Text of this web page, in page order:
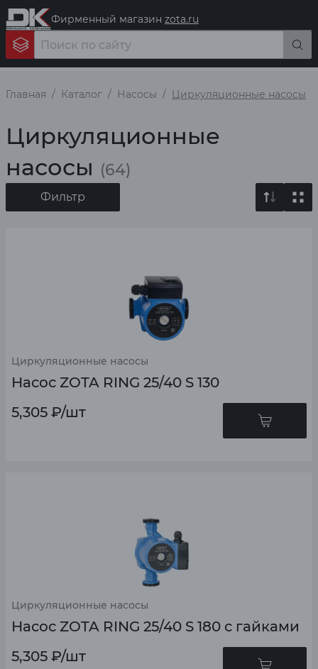
Фирменный магазин zota.ru
Главная Каталог Насосы Циркуляционные насосы
Циркуляционные
насосы (64)
Фильтр
Циркуляционные насосы
Насос ZOTA RING 25/40 S 130
5,305 ₽/шт
Циркуляционные насосы
Насос ZOTA RING 25/40 S 180 с гайками
5,305 ₽/шт